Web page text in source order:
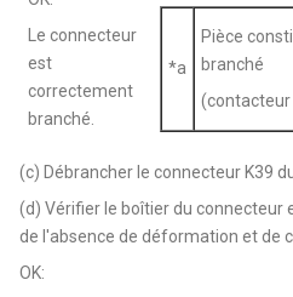
Le connecteur
est
correctement
branché.
*a
Pièce
branché
(contacteur
(c) Débrancher le connecteur K39
(d) Vérifier le boîtier du connecteur
de l'absence de déformation et de
OK: